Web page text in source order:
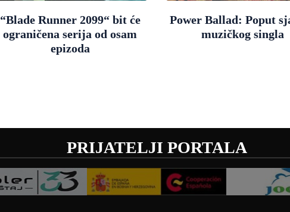
“Blade Runner 2099“ bit će
ograničena serija od osam
epizoda
Power Ballad: Poput
muzičkog singla
PRIJATELJI PORTALA